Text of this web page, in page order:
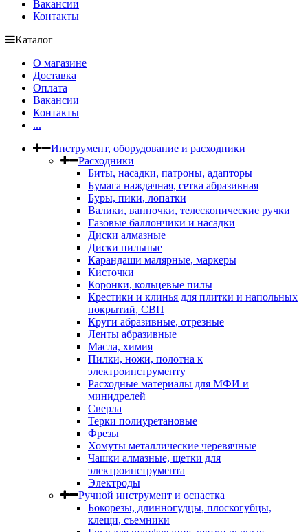
Вакансии
Контакты
Каталог
О магазине
Доставка
Оплата
Вакансии
Контакты
...
Инструмент, оборудование и расходники
Расходники
Биты, насадки, патроны, адапторы
Бумага наждачная, сетка абразивная
Буры, пики, лопатки
Валики, ванночки, телескопические ручки
Газовые баллончики и насадки
Диски алмазные
Диски пильные
Карандаши малярные, маркеры
Кисточки
Коронки, кольцевые пилы
Крестики и клинья для плитки и напольных
покрытий, СВП
Круги абразивные, отрезные
Ленты абразивные
Масла, химия
Пилки, ножи, полотна к
электроинструменту
Расходные материалы для МФИ и
минидрелей
Сверла
Терки полиуретановые
Фрезы
Хомуты металлические черевячные
Чашки алмазные, щетки для
электроинструмента
Электроды
Ручной инструмент и оснастка
Бокорезы, длинногудцы, плоскогубцы,
клещи, съемники